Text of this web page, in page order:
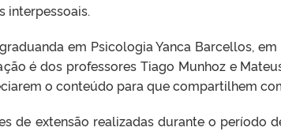
interpessoais.
em Psicologia Yanca Barcellos,
é dos professores Tiago Munhoz e
o conteúdo para que compartilhem
de extensão realizadas durante o período